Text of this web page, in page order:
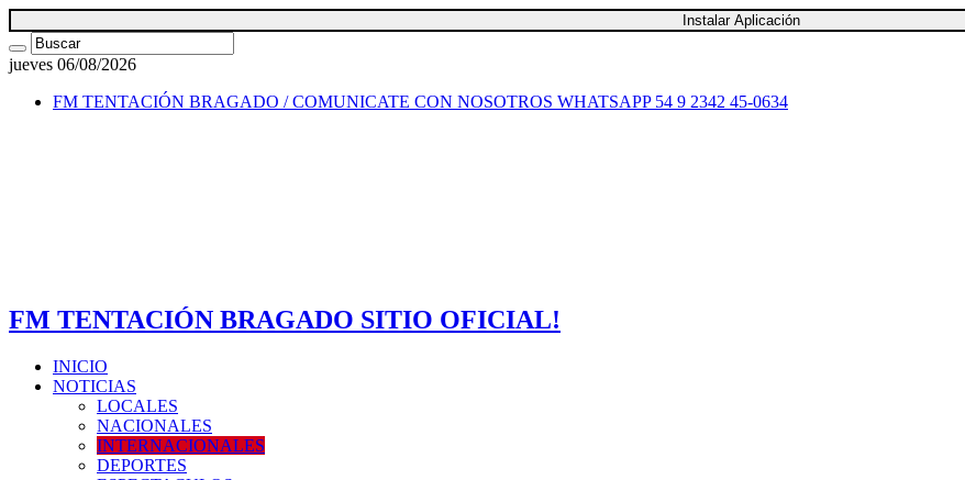
Instalar Aplicación
jueves 06/08/2026
FM TENTACIÓN BRAGADO / COMUNICATE CON NOSOTROS WHATSAPP 54 9 2342 45-0634
FM TENTACIÓN BRAGADO SITIO OFICIAL!
INICIO
NOTICIAS
LOCALES
NACIONALES
INTERNACIONALES
DEPORTES